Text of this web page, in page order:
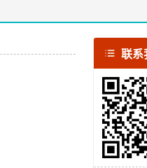
联系